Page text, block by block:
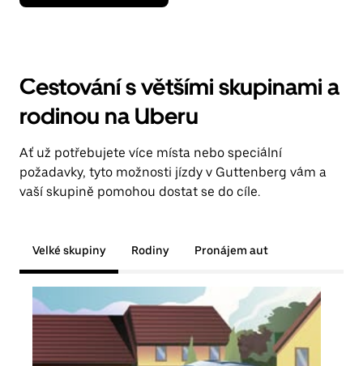
Cestování s většími skupinami a
rodinou na Uberu
Ať už potřebujete více místa nebo speciální
požadavky, tyto možnosti jízdy v Guttenberg vám a
vaší skupině pomohou dostat se do cíle.
Velké skupiny Rodiny Pronájem aut